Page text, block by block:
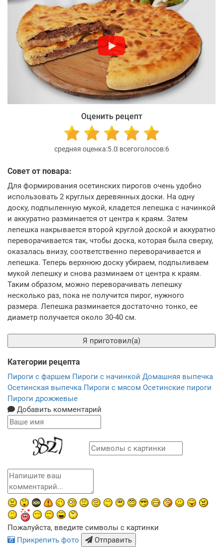
Оценить рецепт
5.0 6
Совет от повара:
Для формирования осетинских пирогов очень удобно
использовать 2 круглых деревянных доски. На одну
доску, подпыленную мукой, кладется лепешка с начинкой
и аккуратно разминается от центра к краям. Затем
лепешка накрывается второй круглой доской и аккуратно
переворачивается так, чтобы доска, которая была сверху,
оказалась внизу, соответственно переворачивается и
лепешка. Теперь верхнюю доску убираем, подпыливаем
мукой лепешку и снова разминаем от центра к краям.
Таким образом, можно переворачивать лепешку
несколько раз, пока не получится пирог, нужного
размера. Лепешка разминается достаточно тонко, ее
диаметр получается около 30-40 см.
Я приготовил(а)
Категории рецепта
Пироги с фаршем Пироги с начинкой Домашняя выпечка
Осетинская выпечка Пироги с мясом Осетинские пироги
Пироги дрожжевые
Добавить комментарий
Пожалуйста, введите символы с картинки
Прикрепить фото
Отправить